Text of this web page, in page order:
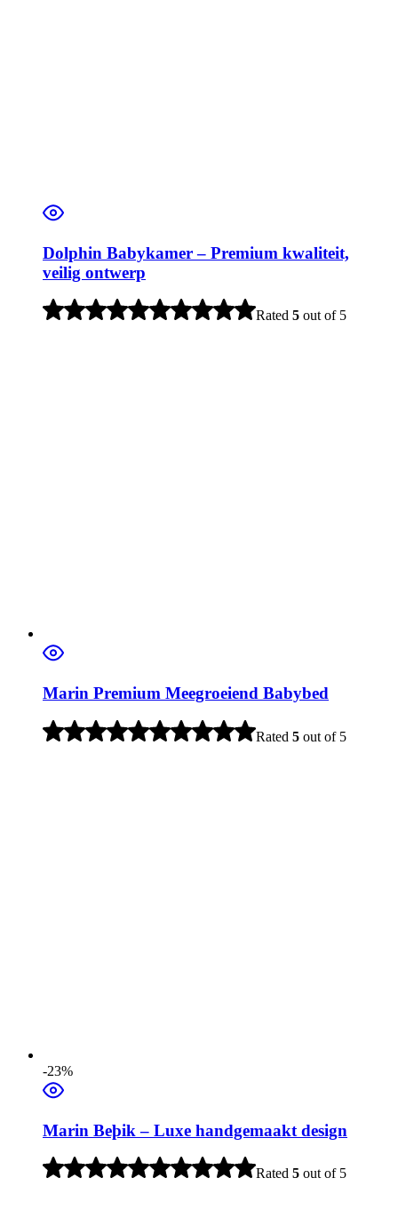
Dolphin Babykamer – Premium kwaliteit,
veilig ontwerp
Rated 5 out of 5
Marin Premium Meegroeiend Babybed
Rated 5 out of 5
-23%
Marin Beþik – Luxe handgemaakt design
Rated 5 out of 5